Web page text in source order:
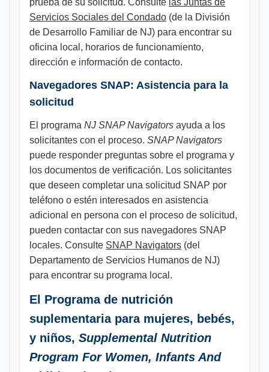
prueba de su solicitud. Consulte las Juntas de
Servicios Sociales del Condado (de la División
de Desarrollo Familiar de NJ) para encontrar su
oficina local, horarios de funcionamiento,
dirección e información de contacto.
Navegadores SNAP: Asistencia para la
solicitud
El programa NJ SNAP Navigators ayuda a los
solicitantes con el proceso. SNAP Navigators
puede responder preguntas sobre el programa y
los documentos de verificación. Los solicitantes
que deseen completar una solicitud SNAP por
teléfono o estén interesados en asistencia
adicional en persona con el proceso de solicitud,
pueden contactar con sus navegadores SNAP
locales. Consulte SNAP Navigators (del
Departamento de Servicios Humanos de NJ)
para encontrar su programa local.
El Programa de nutrición
suplementaria para mujeres, bebés,
y niños, Supplemental Nutrition
Program For Women, Infants And